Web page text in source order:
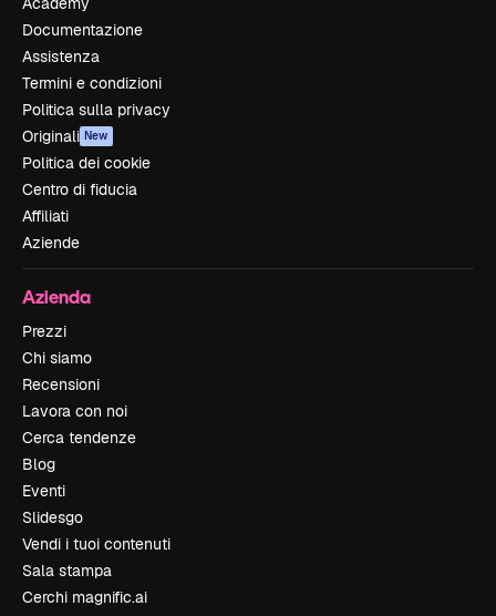
Documentazione
Assistenza
Termini e condizioni
Politica sulla privacy
Originali New
Politica dei cookie
Centro di fiducia
Affiliati
Aziende
Azienda
Prezzi
Chi siamo
Recensioni
Lavora con noi
Cerca tendenze
Blog
Eventi
Slidesgo
Vendi i tuoi contenuti
Sala stampa
Cerchi magnific.ai